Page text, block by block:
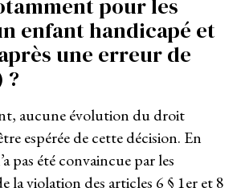
pour les
enfant handicapé et
une erreur de
?
aucune évolution du droit
espérée de cette décision. En
pas été convaincue par les
la violation des articles 6 § 1eret 8